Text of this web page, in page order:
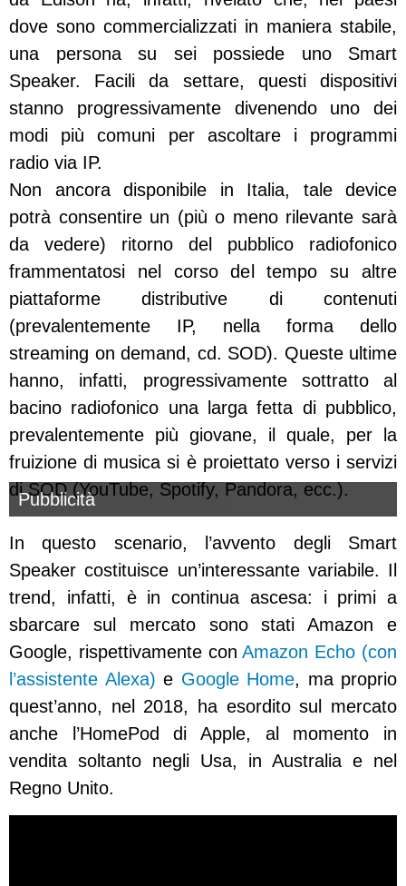
dove sono commercializzati in maniera stabile,
una persona su sei possiede uno Smart
Speaker. Facili da settare, questi dispositivi
stanno progressivamente divenendo uno dei
modi più comuni per ascoltare i programmi
radio via IP.
Non ancora disponibile in Italia, tale device
potrà consentire un (più o meno rilevante sarà
da vedere) ritorno del pubblico radiofonico
frammentatosi nel corso del tempo su altre
piattaforme distributive di contenuti
(prevalentemente IP, nella forma dello
streaming on demand, cd. SOD). Queste ultime
hanno, infatti, progressivamente sottratto al
bacino radiofonico una larga fetta di pubblico,
prevalentemente più giovane, il quale, per la
fruizione di musica si è proiettato verso i servizi
di SOD (YouTube, Spotify, Pandora, ecc.).
Pubblicità
In questo scenario, l’avvento degli Smart
Speaker costituisce un’interessante variabile. Il
trend, infatti, è in continua ascesa: i primi a
sbarcare sul mercato sono stati Amazon e
Google, rispettivamente conAmazon Echo (con
l’assistente Alexa) e Google Home, ma proprio
quest’anno, nel 2018, ha esordito sul mercato
anche l’HomePod di Apple, al momento in
vendita soltanto negli Usa, in Australia e nel
Regno Unito.